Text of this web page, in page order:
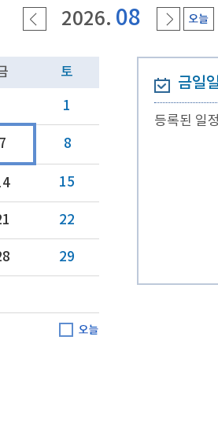
2026. 08
토
1
7 8
15
22
29
금일
등록된 일